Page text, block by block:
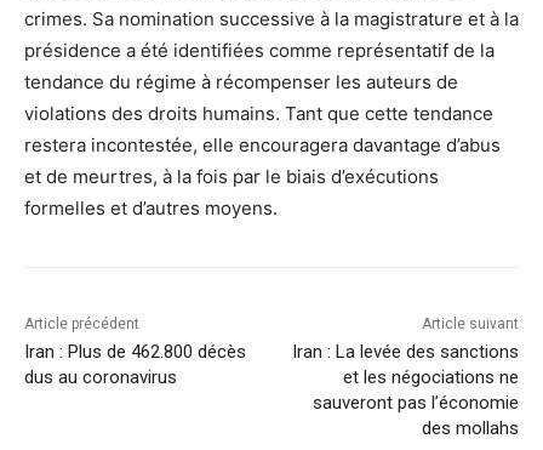
crimes. Sa nomination successive à la magistrature et à la
présidence a été identifiées comme représentatif de la
tendance du régime à récompenser les auteurs de
violations des droits humains. Tant que cette tendance
restera incontestée, elle encouragera davantage d’abus
et de meurtres, à la fois par le biais d’exécutions
formelles et d’autres moyens.
Article précédent
Iran : Plus de 462.800 décès
dus au coronavirus
Article suivant
Iran : La levée des sanctions
et les négociations ne
sauveront pas l’économie
des mollahs